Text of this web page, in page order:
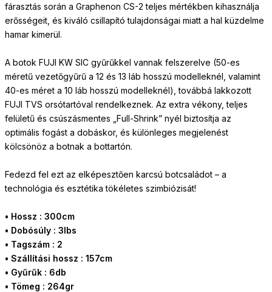
fárasztás során a Graphenon CS-2 teljes mértékben kihasználja
erősségeit, és kiváló csillapító tulajdonságai miatt a hal küzdelme
hamar kimerül.
A botok FUJI KW SIC gyűrűkkel vannak felszerelve (50-es
méretű vezetőgyűrű a 12 és 13 láb hosszú modelleknél, valamint
40-es méret a 10 láb hosszú modelleknél), továbbá lakkozott
FUJI TVS orsótartóval rendelkeznek. Az extra vékony, teljes
felületű és csúszásmentes „Full-Shrink” nyél biztosítja az
optimális fogást a dobáskor, és különleges megjelenést
kölcsönöz a botnak a bottartón.
Fedezd fel ezt az elképesztően karcsú botcsaládot – a
technológia és esztétika tökéletes szimbiózisát!
• Hossz : 300cm
• Dobósúly : 3lbs
• Tagszám : 2
• Szállítási hossz : 157cm
• Gyűrűk : 6db
• Tömeg : 264gr